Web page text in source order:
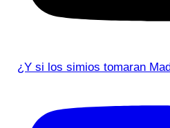
¿Y si los simios tomaran